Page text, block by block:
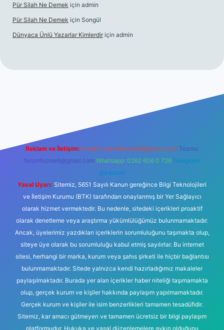
Pür Silah Ne Demek için admin
Pür Silah Ne Demek için Songül
Dünyaca Ünlü Yazarlar Kimlerdir için admin
Reklam ve İletişim: E-mail: backlinkpaneli@gmail.com Teams:
forumhizmeti@gmail.com Whatsapp: 0262 606 0 726 Telegram:
@karabul
Yasal Uyarı: Sitemiz, 5651 Sayılı Kanun gereğince Bilgi Teknolojileri
ve İletişim Kurumu (BTK) tarafından onaylanmış bir Yer Sağlayıcı
olarak hizmet vermektedir. Bu nedenle, sitedeki içerikleri proaktif
olarak denetleme veya araştırma yükümlülüğümüz bulunmamaktadır.
Ancak, üyelerimiz yazdıkları içeriklerin sorumluluğunu taşımakta olup,
siteye üye olarak bu sorumluluğu kabul etmiş sayılırlar. Bu internet
sitesi, herhangi bir marka, kurum veya şahıs şirketi ile hiçbir bağlantısı
bulunmamaktadır. Sitede yalnızca kendi hazırladığımız makaleler
paylaşılmaktadır. Burada yer alan içerikler haber niteliği taşımamakta
olup, gerçek kurum ve kişiler hakkında paylaşım yapılmamaktadır.
Gerçek kurum ve kişiler ile isim benzerlikleri tamamen tesadüfidir.
Sitemiz, kar amacı gütmeyen ve tamamen ücretsiz bir bilgi paylaşım
platformudur. Hukuka ve yasal düzenlemelere aykırı olduğunu